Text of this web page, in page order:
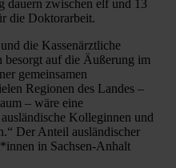
dauern zwischen elf und 13
die Doktorarbeit.
die Kassenärztliche
besorgt auf die Äußerung im
gemeinsamen
Regionen des Landes –
– wäre eine
Kolleginnen und
Der Anteil ausländischer
in Sachsen-Anhalt